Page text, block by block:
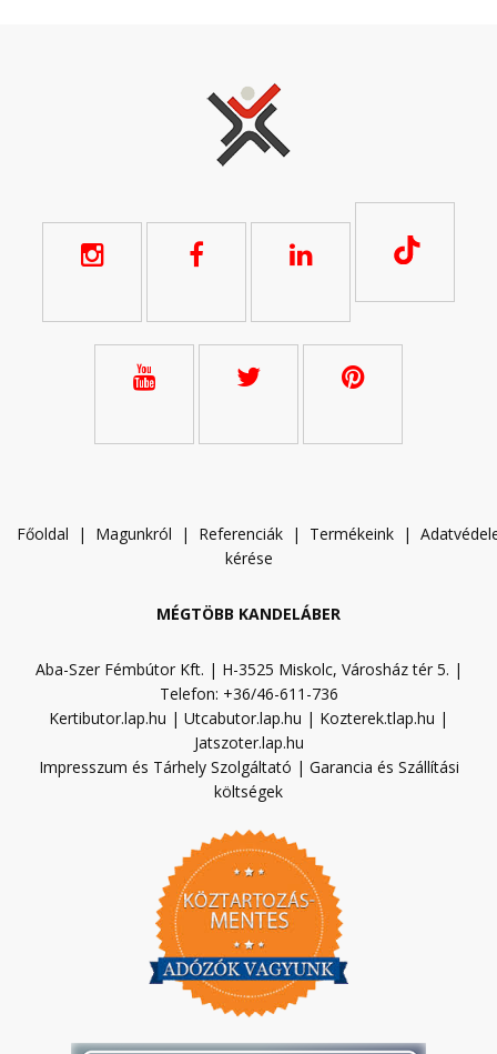
Főoldal | Magunkról | Referenciák | Termékeink | A
kérése
MÉGTÖBB KANDELÁBER
Aba-Szer Fémbútor Kft. | H-3525 Miskolc, Városház tér 5. |
Telefon: +36/46-611-736
Kertibutor.lap.hu | Utcabutor.lap.hu | Kozterek.tlap.hu |
Jatszoter.lap.hu
Impresszum és Tárhely Szolgáltató | Garancia és Szállítási
költségek